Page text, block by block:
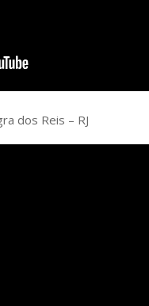
dos Reis – RJ